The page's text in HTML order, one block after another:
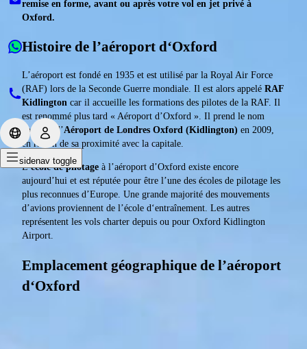
sidenav toggle
remise en forme, avant ou après votre vol en jet privé à
Oxford.
Histoire de l’aéroport d‘Oxford
L’aéroport est fondé en 1935 et est utilisé par la Royal Air Force
(RAF) lors de la Seconde Guerre mondiale. Il est alors appelé RAF
Kidlington car il accueille les formations des pilotes de la RAF. Il
est renommé plus tard « Aéroport d’Oxford ». Il prend le nom
complet d’Aéroport de Londres Oxford (Kidlington) en 2009,
en raison de sa proximité avec la capitale.
L’école de pilotage à l’aéroport d’Oxford existe encore
aujourd’hui et est réputée pour être l’une des écoles de pilotage les
plus reconnues d’Europe. Une grande majorité des mouvements
d’avions proviennent de l’école d‘entraînement. Les autres
représentent les vols charter depuis ou pour Oxford Kidlington
Airport.
Emplacement géographique de l’aéroport
d‘Oxford